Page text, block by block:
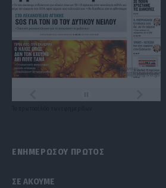
ΕΝΗΜΕΡΩΣΟΥ ΠΡΩΤΟΣ
ΣΕ ΑΚΟΥΜΕ